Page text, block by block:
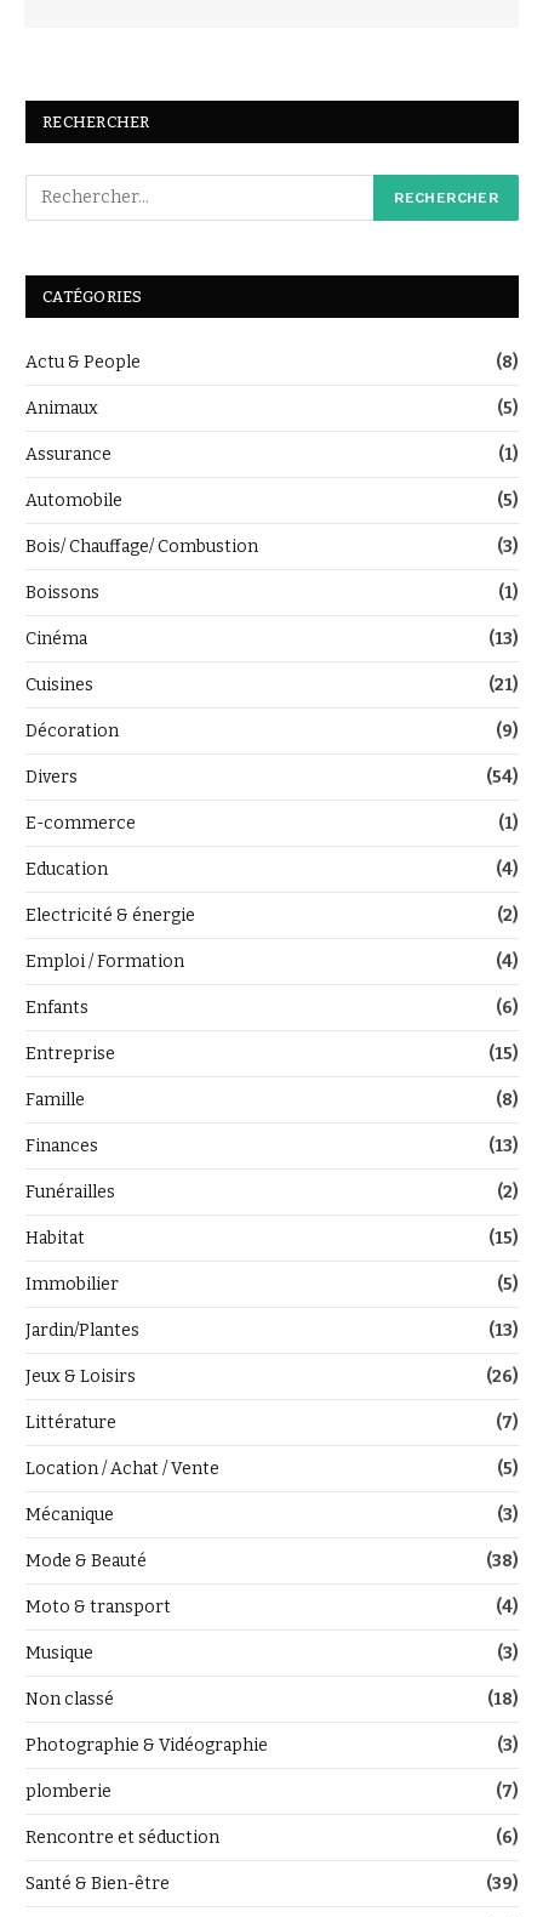
RECHERCHER
CATÉGORIES
Actu & People (8)
Animaux (5)
Assurance (1)
Automobile (5)
Bois/ Chauffage/ Combustion (3)
Boissons (1)
Cinéma (13)
Cuisines (21)
Décoration (9)
Divers (54)
E-commerce (1)
Education (4)
Electricité & énergie (2)
Emploi / Formation (4)
Enfants (6)
Entreprise (15)
Famille (8)
Finances (13)
Funérailles (2)
Habitat (15)
Immobilier (5)
Jardin/Plantes (13)
Jeux & Loisirs (26)
Littérature (7)
Location / Achat / Vente (5)
Mécanique (3)
Mode & Beauté (38)
Moto & transport (4)
Musique (3)
Non classé (18)
Photographie & Vidéographie (3)
plomberie (7)
Rencontre et séduction (6)
Santé & Bien-être (39)